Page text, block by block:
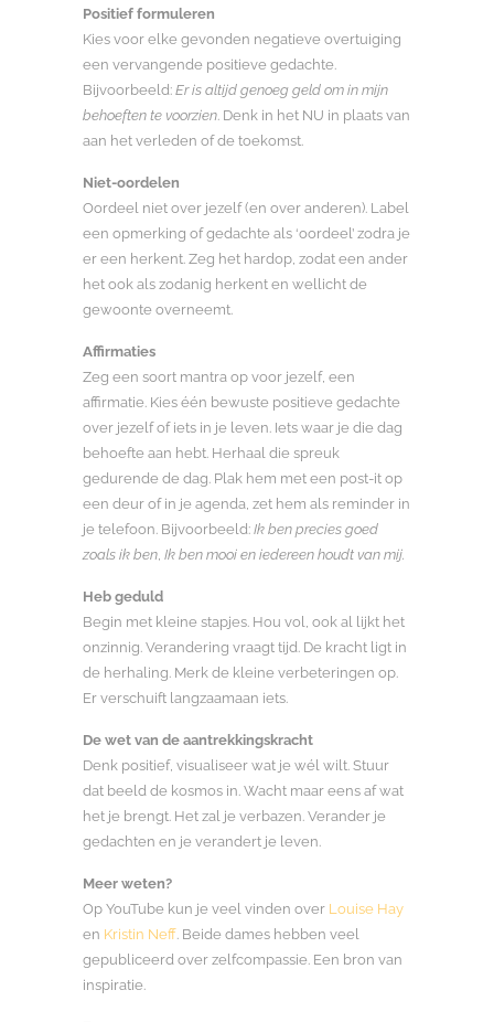
Positief formuleren
Kies voor elke gevonden negatieve overtuiging
een vervangende positieve gedachte.
Bijvoorbeeld: Er is altijd genoeg geld om in mijn
behoeften te voorzien. Denk in het NU in plaats van
aan het verleden of de toekomst.
Niet-oordelen
Oordeel niet over jezelf (en over anderen). Label
een opmerking of gedachte als ‘oordeel’ zodra je
er een herkent. Zeg het hardop, zodat een ander
het ook als zodanig herkent en wellicht de
gewoonte overneemt.
Affirmaties
Zeg een soort mantra op voor jezelf, een
affirmatie. Kies één bewuste positieve gedachte
over jezelf of iets in je leven. Iets waar je die dag
behoefte aan hebt. Herhaal die spreuk
gedurende de dag. Plak hem met een post-it op
een deur of in je agenda, zet hem als reminder in
je telefoon. Bijvoorbeeld: Ik ben precies goed
zoals ik ben, Ik ben mooi en iedereen houdt van mij.
Heb geduld
Begin met kleine stapjes. Hou vol, ook al lijkt het
onzinnig. Verandering vraagt tijd. De kracht ligt in
de herhaling. Merk de kleine verbeteringen op.
Er verschuift langzaamaan iets.
De wet van de aantrekkingskracht
Denk positief, visualiseer wat je wél wilt. Stuur
dat beeld de kosmos in. Wacht maar eens af wat
het je brengt. Het zal je verbazen. Verander je
gedachten en je verandert je leven.
Meer weten?
Op YouTube kun je veel vinden over Louise Hay
en Kristin Neff. Beide dames hebben veel
gepubliceerd over zelfcompassie. Een bron van
inspiratie.